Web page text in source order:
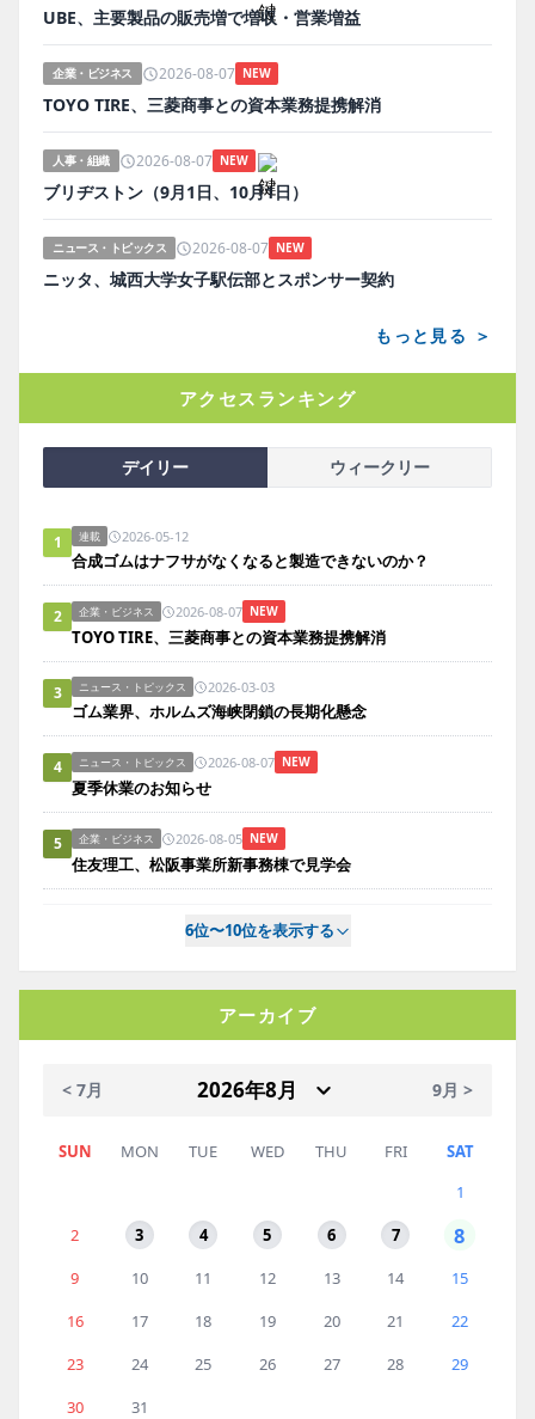
UBE、主要製品の販売増で増収・営業増益
企業・ビジネス 2026-08-07 NEW
TOYO TIRE、三菱商事との資本業務提携解消
人事・組織 2026-08-07 NEW
ブリヂストン（9月1日、10月1日）
ニュース・トピックス 2026-08-07 NEW
ニッタ、城西大学女子駅伝部とスポンサー契約
もっと見る ＞
アクセスランキング
デイリー ウィークリー
1 連載 2026-05-12
合成ゴムはナフサがなくなると製造できないのか？
2 企業・ビジネス 2026-08-07 NEW
TOYO TIRE、三菱商事との資本業務提携解消
3 ニュース・トピックス 2026-03-03
ゴム業界、ホルムズ海峡閉鎖の長期化懸念
4 ニュース・トピックス 2026-08-07 NEW
夏季休業のお知らせ
5 企業・ビジネス 2026-08-05 NEW
住友理工、松阪事業所新事務棟で見学会
6位〜10位を表示する
アーカイブ
< 7月 9月 >
SUN MON TUE WED THU FRI
SAT
1
2
3 4 5 6 7 8
9 10 11 12 13 14
15
16
17 18 19 20 21
22
23
24 25 26 27 28
29
30
31